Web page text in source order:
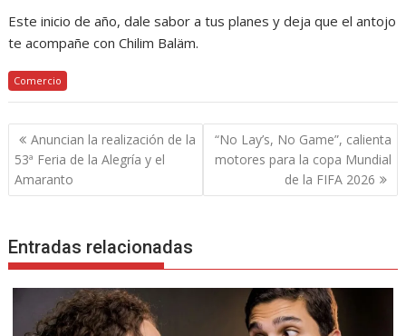
Este inicio de año, dale sabor a tus planes y deja que el antojo
te acompañe con Chilim Baläm.
Comercio
Navegación
de
entradas
Anuncian la realización de la
53ª Feria de la Alegría y el
Amaranto
“No Lay’s, No Game”, calienta
motores para la copa Mundial
de la FIFA 2026
Entradas relacionadas